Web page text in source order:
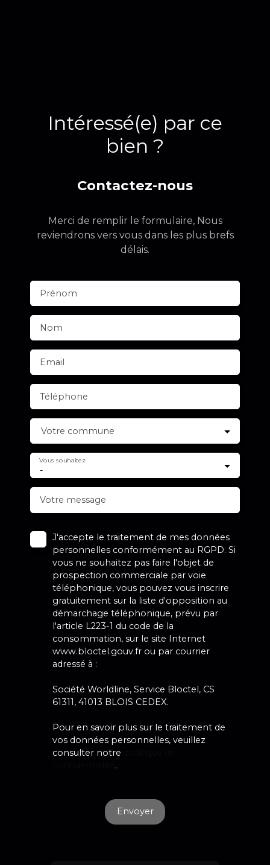
Intéressé(e) par ce
bien ?
Contactez-nous
Merci de remplir le formulaire, Nous
reviendrons vers vous dans les plus brefs
délais.
Prénom
Nom
Email
Téléphone
Votre commune
-
Vous souhaitez
Votre message
J'accepte le traitement de mes données
personnelles conformément au RGPD. Si
vous ne souhaitez pas faire l'objet de
prospection commerciale par voie
téléphonique, vous pouvez vous inscrire
gratuitement sur la liste d'opposition au
démarchage téléphonique, prévu par
l'article L223-1 du code de la
consommation, sur le site Internet
www.bloctel.gouv.fr ou par courrier
adressé à :
Société Worldline, Service Bloctel, CS
61311, 41013 BLOIS CEDEX.
Pour en savoir plus sur le traitement de
vos données personnelles, veuillez
consulter notre
.
Envoyer